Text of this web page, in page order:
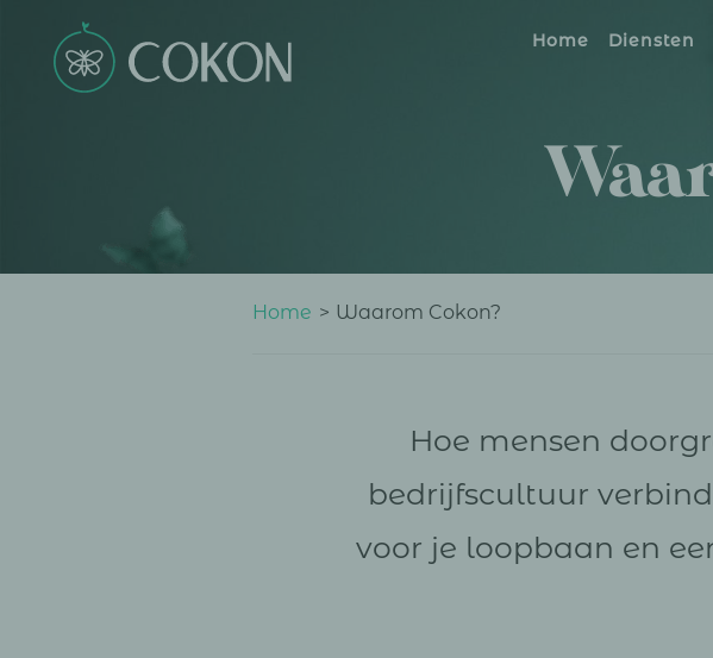
Home Diensten
Home > Waarom Cokon?
Hoe mensen
bedrijfscultuur
voor je loopbaan en